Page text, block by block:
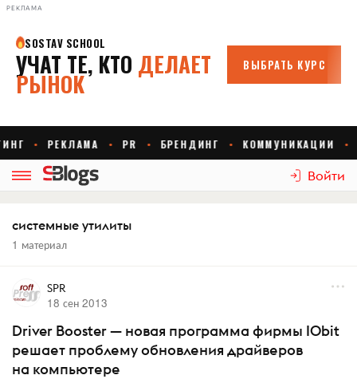
РЕКЛАМА
Войти
системные утилиты
1 материал
SPR
18 сен 2013
Driver Booster — новая программа фирмы IObit
решает проблему обновления драйверов
на компьютере